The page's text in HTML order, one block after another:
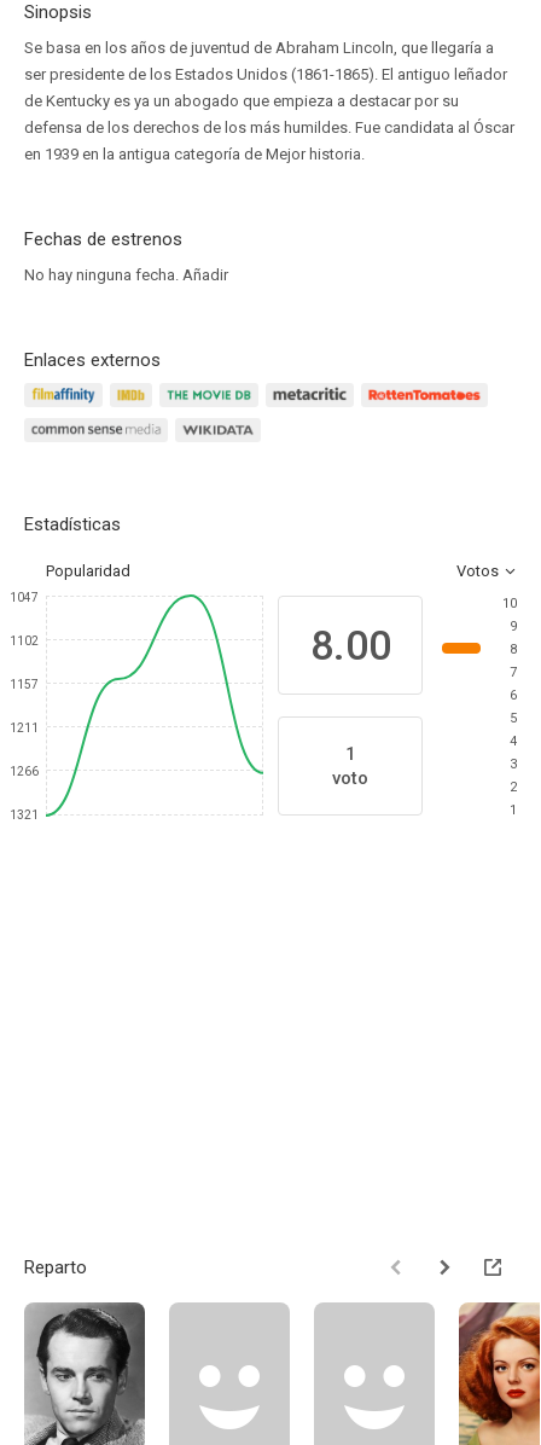
Sinopsis
Se basa en los años de juventud de Abraham Lincoln, que llegaría a
ser presidente de los Estados Unidos (1861-1865). El antiguo leñador
de Kentucky es ya un abogado que empieza a destacar por su
defensa de los derechos de los más humildes. Fue candidata al Óscar
en 1939 en la antigua categoría de Mejor historia.
Fechas de estrenos
No hay ninguna fecha. Añadir
Enlaces externos
Estadísticas
Popularidad Votos
1047
1102
1157
1211
1266
1321
8.00
1
voto
10
9
8
7
6
5
4
3
2
1
Reparto